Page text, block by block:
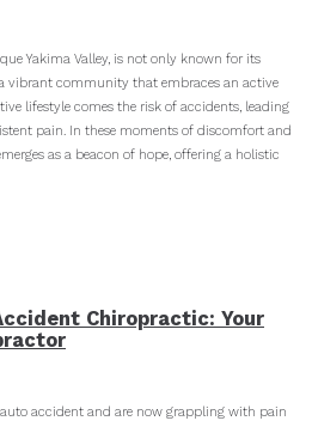
Yakima Valley, is not only known for its
vibrant community that embraces an active
lifestyle comes the risk of accidents, leading
pain. In these moments of discomfort and
as a beacon of hope, offering a holistic
Chiropractic: Your
accident and are now grappling with pain